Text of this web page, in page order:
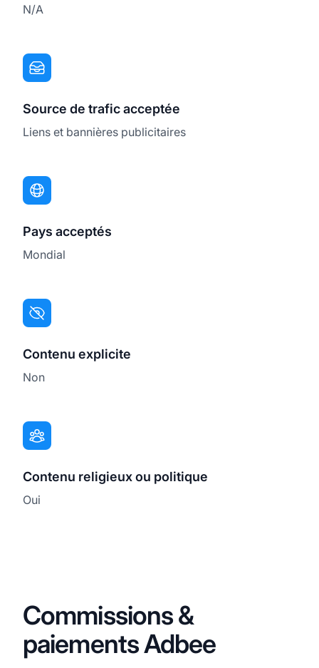
N/A
Source de trafic acceptée
Liens et bannières publicitaires
Pays acceptés
Mondial
Contenu explicite
Non
Contenu religieux ou politique
Oui
Commissions &
paiements Adbee